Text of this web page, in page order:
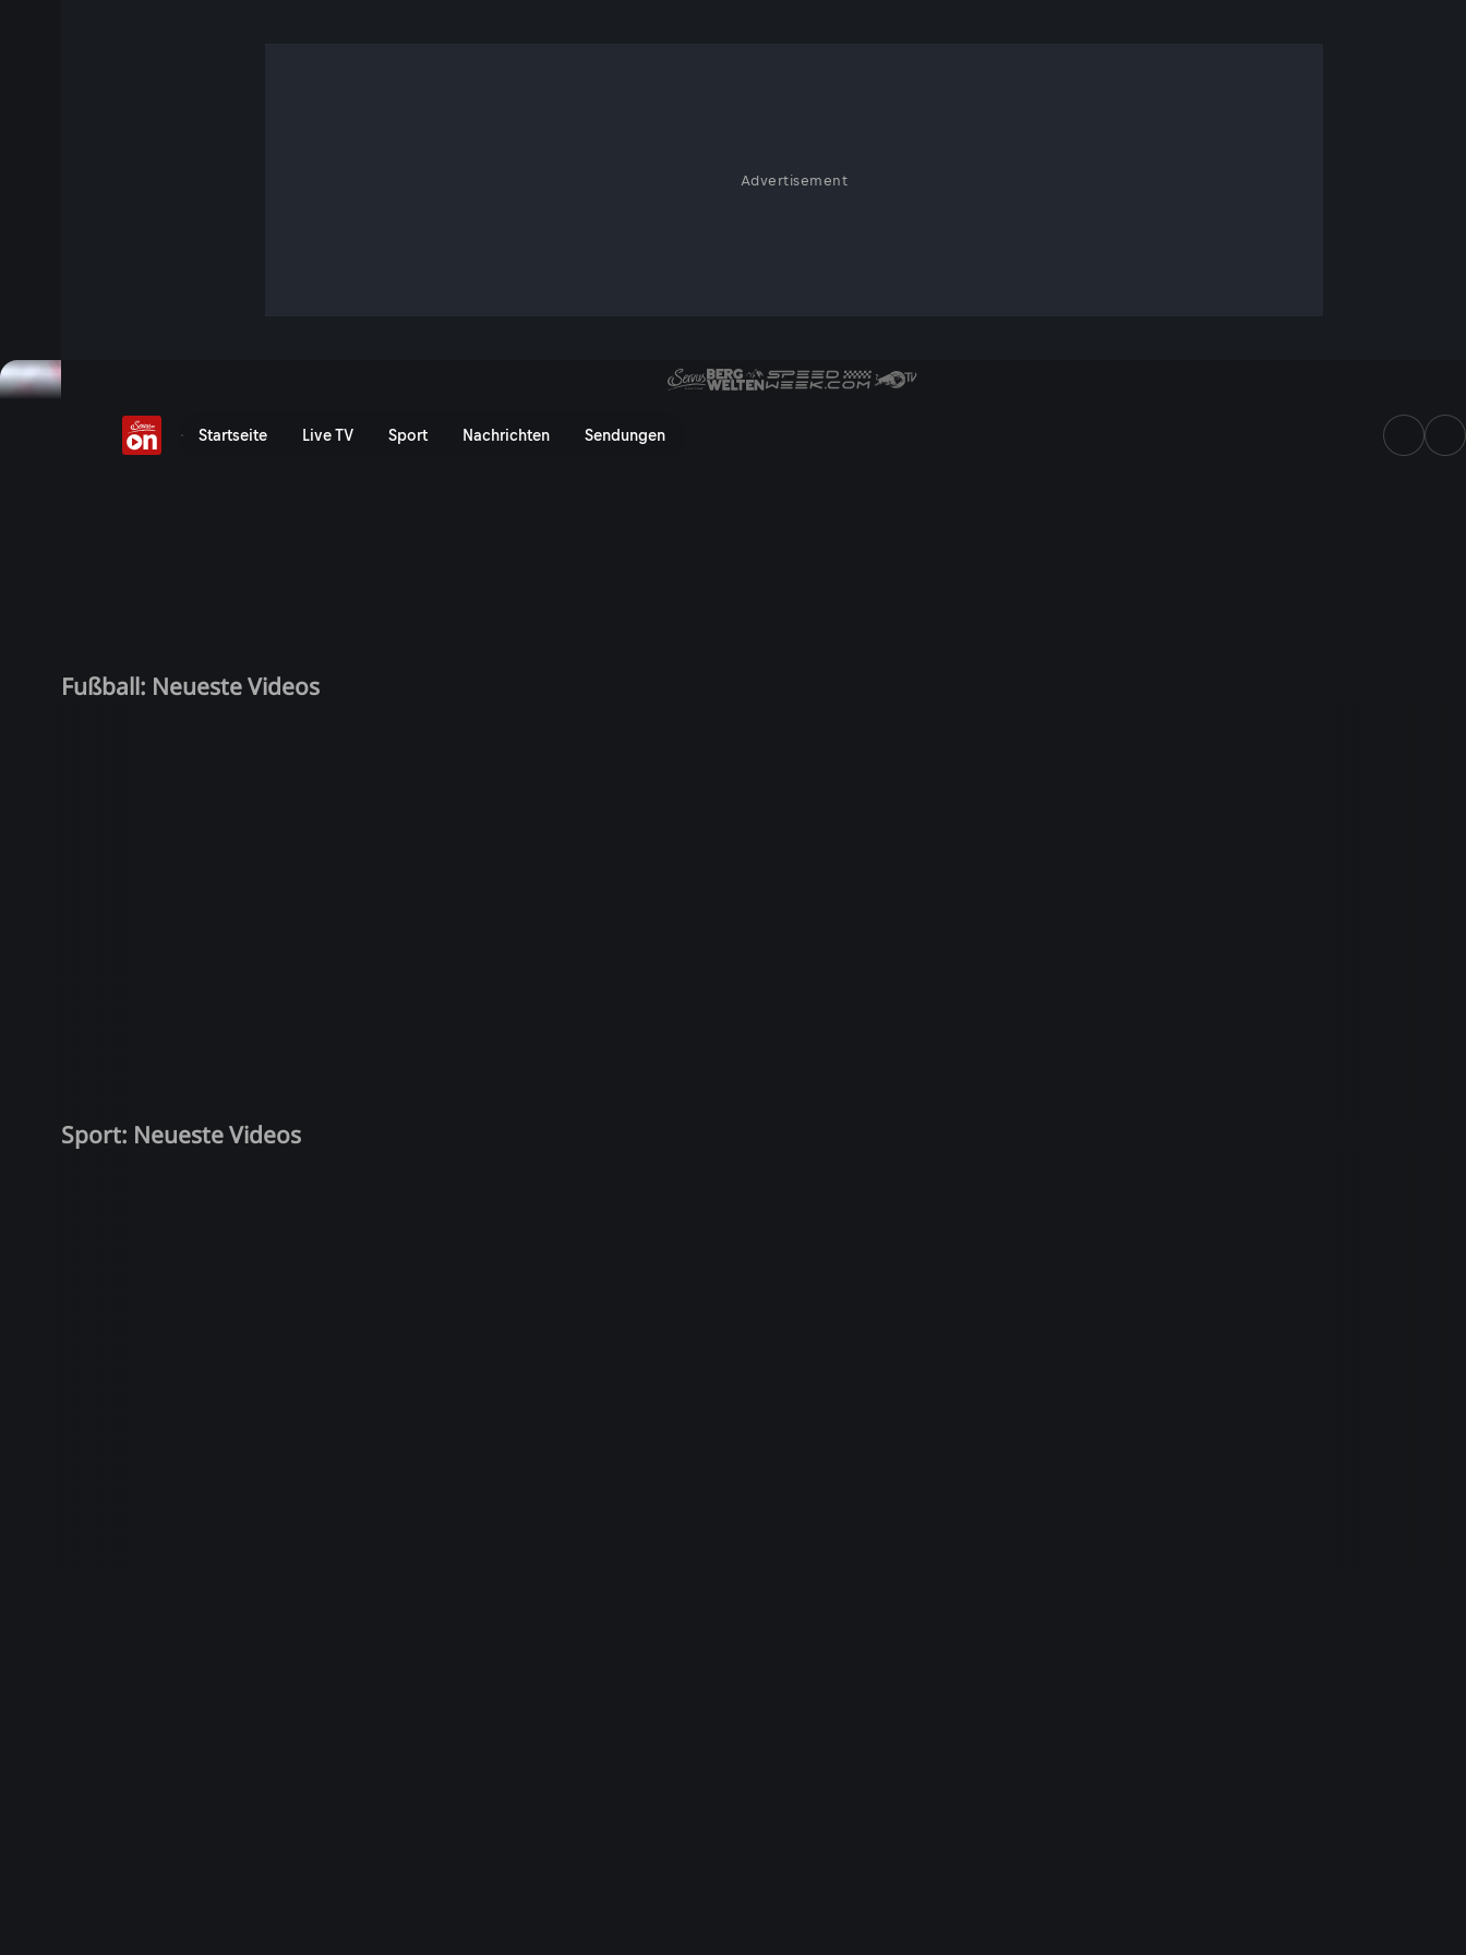
Advertisement
Startseite Live TV Sport Nachrichten Sendungen
Testspiel: RB Leipzig vs. FC Toulouse - ServusTV On
Fußball: Neueste Videos
Sport: Neueste Videos